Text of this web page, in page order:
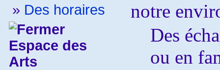
» Des horaires
Espace des
Arts
notre
Des
ou en